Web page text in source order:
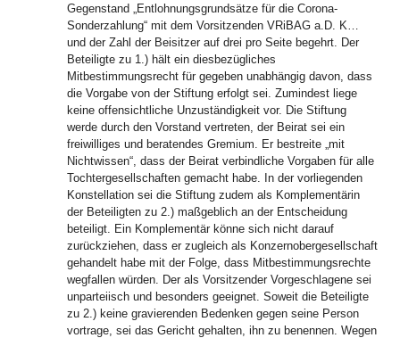
Gegenstand „Entlohnungsgrundsätze für die Corona-
Sonderzahlung“ mit dem Vorsitzenden VRiBAG a.D. K…
und der Zahl der Beisitzer auf drei pro Seite begehrt. Der
Beteiligte zu 1.) hält ein diesbezügliches
Mitbestimmungsrecht für gegeben unabhängig davon, dass
die Vorgabe von der Stiftung erfolgt sei. Zumindest liege
keine offensichtliche Unzuständigkeit vor. Die Stiftung
werde durch den Vorstand vertreten, der Beirat sei ein
freiwilliges und beratendes Gremium. Er bestreite „mit
Nichtwissen“, dass der Beirat verbindliche Vorgaben für alle
Tochtergesellschaften gemacht habe. In der vorliegenden
Konstellation sei die Stiftung zudem als Komplementärin
der Beteiligten zu 2.) maßgeblich an der Entscheidung
beteiligt. Ein Komplementär könne sich nicht darauf
zurückziehen, dass er zugleich als Konzernobergesellschaft
gehandelt habe mit der Folge, dass Mitbestimmungsrechte
wegfallen würden. Der als Vorsitzender Vorgeschlagene sei
unparteiisch und besonders geeignet. Soweit die Beteiligte
zu 2.) keine gravierenden Bedenken gegen seine Person
vortrage, sei das Gericht gehalten, ihn zu benennen. Wegen